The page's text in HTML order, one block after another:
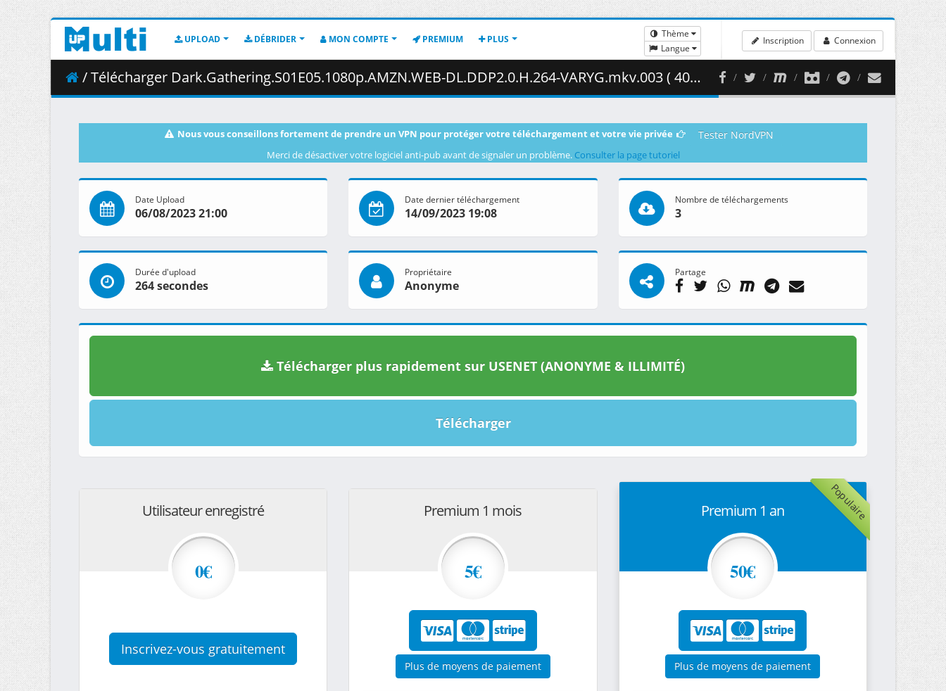
UPLOAD DÉBRIDER MON COMPTE PREMIUM PLUS
Thème
Langue
Inscription Connexion
/ Télécharger Dark.Gathering.S01E05.1080p.AMZN.WEB-DL.DDP2.0.H.264-VARYG.mkv.003 ( 400.50 MB )
Nous vous conseillons fortement de prendre un VPN pour protéger votre téléchargement et votre vie privée Tester NordVPN
Merci de désactiver votre logiciel anti-pub avant de signaler un problème. Consulter la page tutoriel
Date Upload
06/08/2023 21:00
Date dernier téléchargement
14/09/2023 19:08
Nombre de téléchargements
3
Durée d'upload
264 secondes
Propriétaire
Anonyme
Partage
Télécharger plus rapidement sur USENET (ANONYME & ILLIMITÉ)
Télécharger
Utilisateur enregistré
0€
Inscrivez-vous gratuitement
Premium 1 mois
5€
Plus de moyens de paiement
Populaire
Premium 1 an
50€
Plus de moyens de paiement